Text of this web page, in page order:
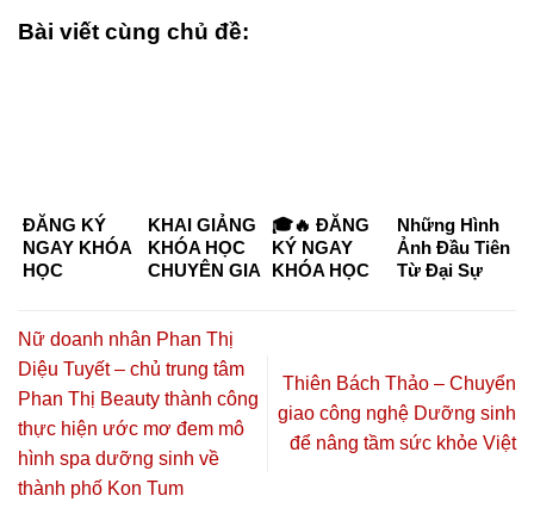
Bài viết cùng chủ đề:
ĐĂNG KÝ
NGAY KHÓA
HỌC
SINH KHÓA
K6 & K7
KHAI GIẢNG
KHÓA HỌC
CHUYÊN GIA
CHĂM SÓC
SỨC KHỎE
CHỦ ĐỘNG
2026 TẠI TP.
HỒ CHÍ
MINH – CƠ
HỘI HỌC
NGHỀ,
🎓🔥 ĐĂNG
KÝ NGAY
KHÓA HỌC
SỨC KHỎE
CHỦ ĐỘNG
2026 🔥🎓
Những Hình
Ảnh Đầu Tiên
Từ Đại Sự
Vượng”
Nữ doanh nhân Phan Thị
Diệu Tuyết – chủ trung tâm
Phan Thị Beauty thành công
thực hiện ước mơ đem mô
hình spa dưỡng sinh về
thành phố Kon Tum
Thiên Bách Thảo – Chuyển
giao công nghệ Dưỡng sinh
để nâng tầm sức khỏe Việt